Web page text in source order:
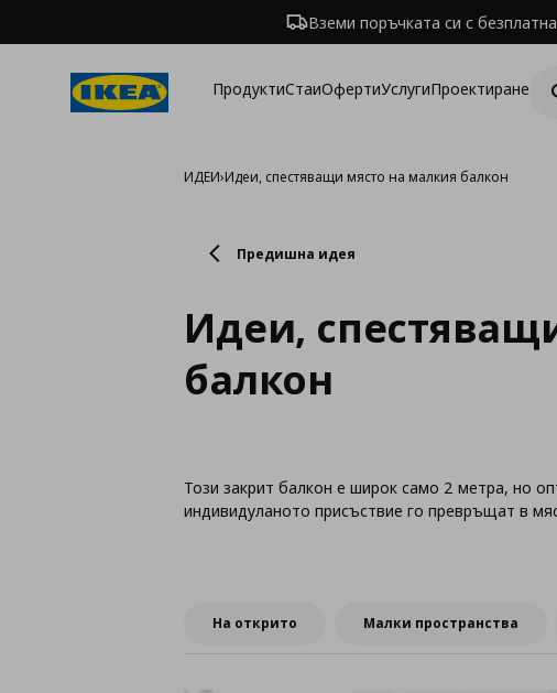
Вземи поръчката си с
ПродуктиСтаиОфертиУслугиПроектиране
ИДЕИ›Идеи, спестяващи място на малкия балкон
Предишна идея
Идеи,
балкон
Този закрит балкон е широк само 2 метра, но
индивидуланото присъствие го превръщат в
На открито Малки пространства